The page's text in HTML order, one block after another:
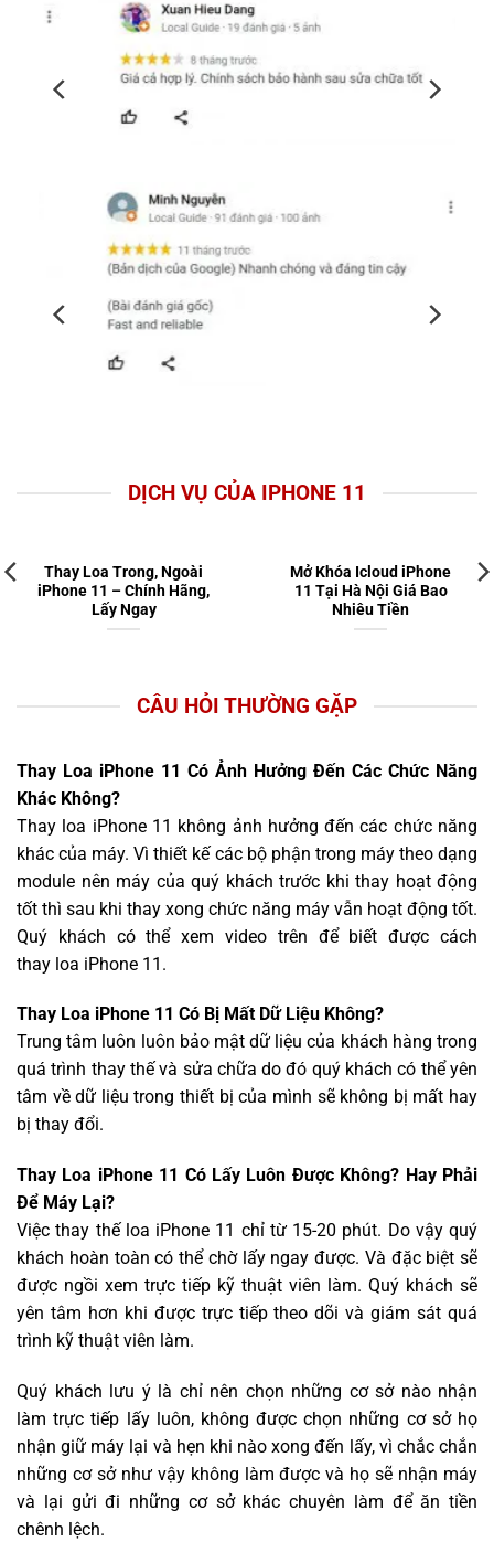
DỊCH VỤ CỦA IPHONE 11
Thay Loa Trong, Ngoài
iPhone 11 – Chính Hãng,
Lấy Ngay
Mở Khóa Icloud iPhone
11 Tại Hà Nội Giá Bao
Nhiêu Tiền
CÂU HỎI THƯỜNG GẶP
Thay Loa iPhone 11 Có Ảnh Hưởng Đến Các Chức Năng
Khác Không?
Thay loa iPhone 11 không ảnh hưởng đến các chức năng
khác của máy. Vì thiết kế các bộ phận trong máy theo dạng
module nên máy của quý khách trước khi thay hoạt động
tốt thì sau khi thay xong chức năng máy vẫn hoạt động tốt.
Quý khách có thể xem video trên để biết được cách
thay loa iPhone 11.
Thay Loa iPhone 11 Có Bị Mất Dữ Liệu Không?
Trung tâm luôn luôn bảo mật dữ liệu của khách hàng trong
quá trình thay thế và sửa chữa do đó quý khách có thể yên
tâm về dữ liệu trong thiết bị của mình sẽ không bị mất hay
bị thay đổi.
Thay Loa iPhone 11 Có Lấy Luôn Được Không? Hay Phải
Để Máy Lại?
Việc thay thế loa iPhone 11 chỉ từ 15-20 phút. Do vậy quý
khách hoàn toàn có thể chờ lấy ngay được. Và đặc biệt sẽ
được ngồi xem trực tiếp kỹ thuật viên làm. Quý khách sẽ
yên tâm hơn khi được trực tiếp theo dõi và giám sát quá
trình kỹ thuật viên làm.
Quý khách lưu ý là chỉ nên chọn những cơ sở nào nhận
làm trực tiếp lấy luôn, không được chọn những cơ sở họ
nhận giữ máy lại và hẹn khi nào xong đến lấy, vì chắc chắn
những cơ sở như vậy không làm được và họ sẽ nhận máy
và lại gửi đi những cơ sở khác chuyên làm để ăn tiền
chênh lệch.